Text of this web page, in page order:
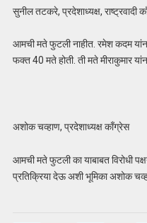
सुनील तटकरे, प्रदेशाध्यक्ष, राष्ट्रवादी
आमची मते फुटली नाहीत. रमेश कदम
फक्त 40 मते होती. ती मते मीराकुमार
अशोक चव्हाण, प्रदेशाध्यक्ष काँग्रेस
आमची मते फुटली का याबाबत विरोधी
प्रतिक्रिया देऊ अशी भूमिका अशोक